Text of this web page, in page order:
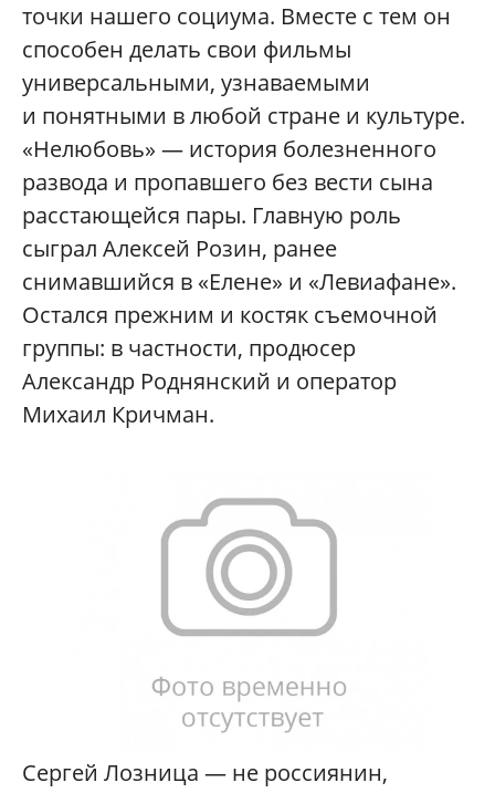
точки нашего социума. Вместе с тем он
способен делать свои фильмы
универсальными, узнаваемыми
и понятными в любой стране и культуре.
«Нелюбовь» — история болезненного
развода и пропавшего без вести сына
расстающейся пары. Главную роль
сыграл Алексей Розин, ранее
снимавшийся в «Елене» и «Левиафане».
Остался прежним и костяк съемочной
группы: в частности, продюсер
Александр Роднянский и оператор
Михаил Кричман.
Сергей Лозница — не россиянин,